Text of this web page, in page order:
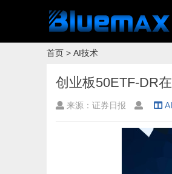
首页 > AI技术
创业板50ETF-DR
来源：证券日报